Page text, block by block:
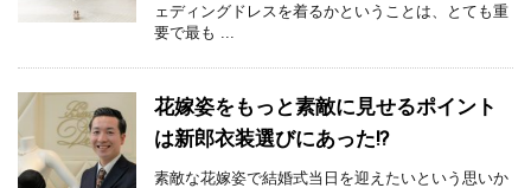
ェディングドレスを着るかということは、とても重
要で最も ...
花嫁姿をもっと素敵に見せるポイント
は新郎衣装選びにあった!?
素敵な花嫁姿で結婚式当日を迎えたいという思いか